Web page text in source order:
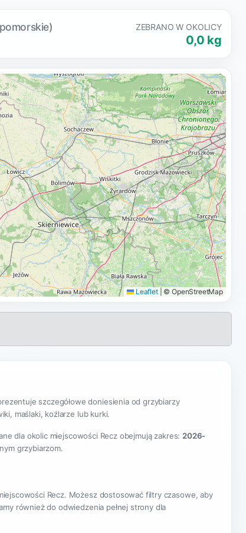
ZEBRANO W OKOLICY
0,0 kg
Leaflet © OpenStreetMap
szczegółowe doniesienia od grzybiarzy
maślaki, koźlarze lub kurki.
dla okolic miejscowości Recz obejmują zakres: 2026-
grzybiarzom.
Recz. Możesz dostosować filtry czasowe, aby
również do odwiedzenia pełnej strony dla